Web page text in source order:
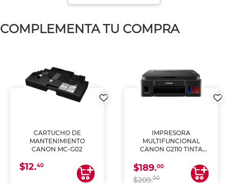
COMPLEMENTA TU COMPRA
CARTUCHO DE
MANTENIMIENTO
CANON MC-G02
$12.40
IMPRESORA
MULTIFUNCIONAL
CANON G2110 TINTA
$189.00
$209.00